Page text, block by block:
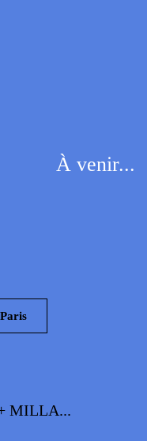
À venir...
Paris
MILLA...